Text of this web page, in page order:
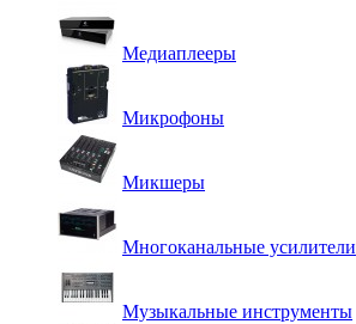
Медиаплееры
Микрофоны
Микшеры
Многоканальные усилители
Музыкальные инструменты